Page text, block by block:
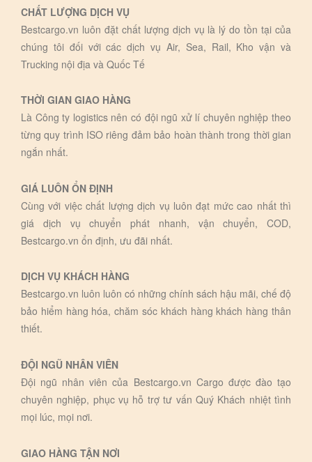
CHẤT LƯỢNG DỊCH VỤ
Bestcargo.vn luôn đặt chất lượng dịch vụ là lý do tồn tại của
chúng tôi đối với các dịch vụ Air, Sea, Rail, Kho vận và
Trucking nội địa và Quốc Tế
THỜI GIAN GIAO HÀNG
Là Công ty logistics nên có đội ngũ xử lí chuyên nghiệp theo
từng quy trình ISO riêng đảm bảo hoàn thành trong thời gian
ngắn nhất.
GIÁ LUÔN ỔN ĐỊNH
Cùng với việc chất lượng dịch vụ luôn đạt mức cao nhất thì
giá dịch vụ chuyển phát nhanh, vận chuyển, COD,
Bestcargo.vn ổn định, ưu đãi nhất.
DỊCH VỤ KHÁCH HÀNG
Bestcargo.vn luôn luôn có những chính sách hậu mãi, chế độ
bảo hiểm hàng hóa, chăm sóc khách hàng khách hàng thân
thiết.
ĐỘI NGŨ NHÂN VIÊN
Đội ngũ nhân viên của Bestcargo.vn Cargo được đào tạo
chuyên nghiệp, phục vụ hỗ trợ tư vấn Quý Khách nhiệt tình
mọi lúc, mọi nơi.
GIAO HÀNG TẬN NƠI